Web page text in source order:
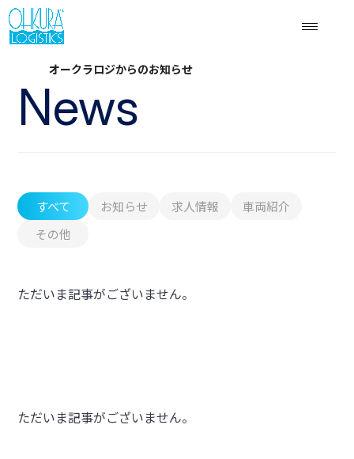
オークラロジからのお知らせ
News
すべて お知らせ 求人情報
車両紹介
その他
ただいま記事がございません。
ただいま記事がございません。